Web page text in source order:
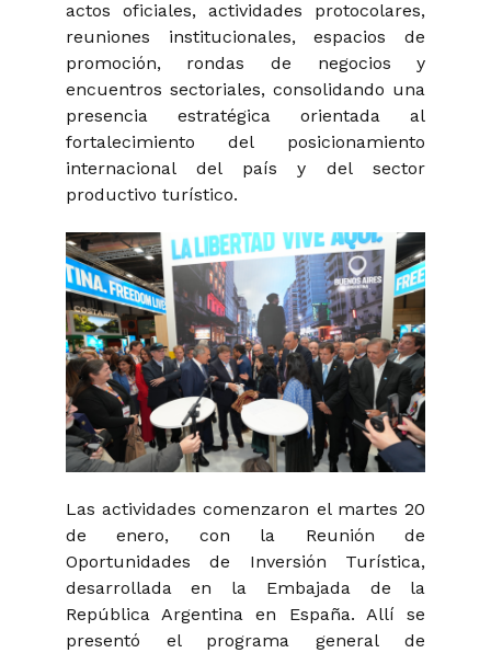
actos oficiales, actividades protocolares,
reuniones institucionales, espacios de
promoción, rondas de negocios y
encuentros sectoriales, consolidando una
presencia estratégica orientada al
fortalecimiento del posicionamiento
internacional del país y del sector
productivo turístico.
Las actividades comenzaron el martes 20
de enero, con la Reunión de
Oportunidades de Inversión Turística,
desarrollada en la Embajada de la
República Argentina en España. Allí se
presentó el programa general de